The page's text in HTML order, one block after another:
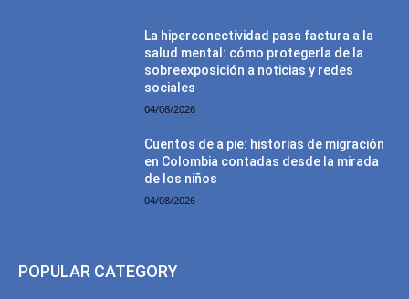
La hiperconectividad pasa factura a la
salud mental: cómo protegerla de la
sobreexposición a noticias y redes
sociales
04/08/2026
Cuentos de a pie: historias de migración
en Colombia contadas desde la mirada
de los niños
04/08/2026
POPULAR CATEGORY